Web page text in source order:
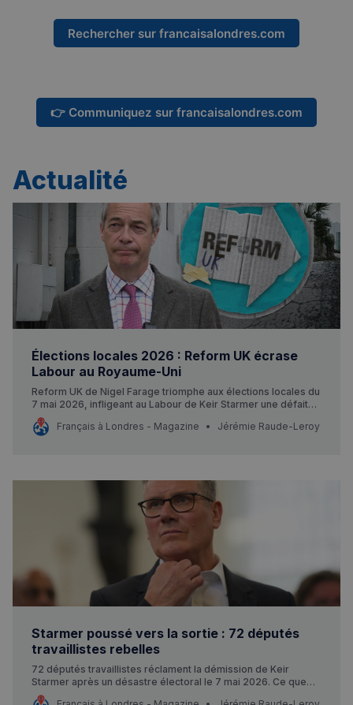
Rechercher dans Français à Londres - Magazine
RECHERCHES POPULAIRES
Annuaire des professionnels
Événements à venir
Rechercher sur francaisalondres.com
👉 Communiquez sur francaisalondres.com
Actualité
Élections locales 2026 : Reform UK écrase
Labour au Royaume-Uni
Reform UK de Nigel Farage triomphe aux élections locales du
7 mai 2026, infligeant au Labour de Keir Starmer une défaite
historique. Ce que cela change pour les Français au
Royaume-Uni.
Français à Londres - Magazine Jérémie Raude-Leroy
Starmer poussé vers la sortie : 72 députés
travaillistes rebelles
72 députés travaillistes réclament la démission de Keir
Starmer après un désastre électoral le 7 mai 2026. Ce que
cela change pour les Français au Royaume-Uni.